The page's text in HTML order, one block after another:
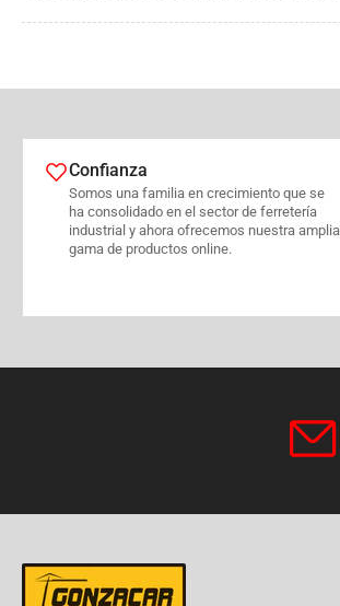
Confianza
Somos una familia en crecimiento que se
ha consolidado en el sector de ferretería
industrial y ahora ofrecemos nuestra amplia
gama de productos online.